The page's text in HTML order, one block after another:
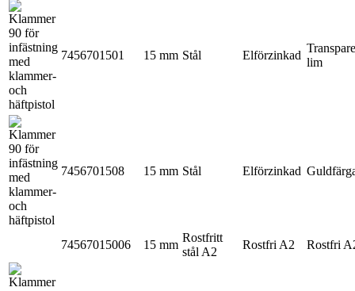
7456701501 15 mm Stål Elförzinkad
lim
7456701508 15 mm Stål Elförzinkad
74567015006 15 mm
Rostfritt
stål A2
Rostfri A2 Rostfri